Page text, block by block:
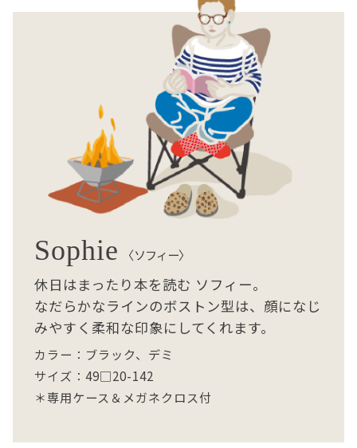
Sophie 〈ソフィー〉
休日はまったり本を読む ソフィー。
なだらかなラインのボストン型は、顔になじ
みやすく柔和な印象にしてくれます。
カラー：ブラック、デミ
サイズ：49□20-142
＊専用ケース＆メガネクロス付